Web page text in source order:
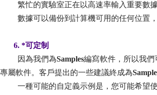
繁忙的實驗室正在以高速率輸入重要數
數據可以備份到計算機可用的任何位置
6. *可定制
因為我們為Samples編寫軟件，所以我
專屬軟件。客戶提出的一些建議終成為
一種可能的自定義示例是，您可能希望